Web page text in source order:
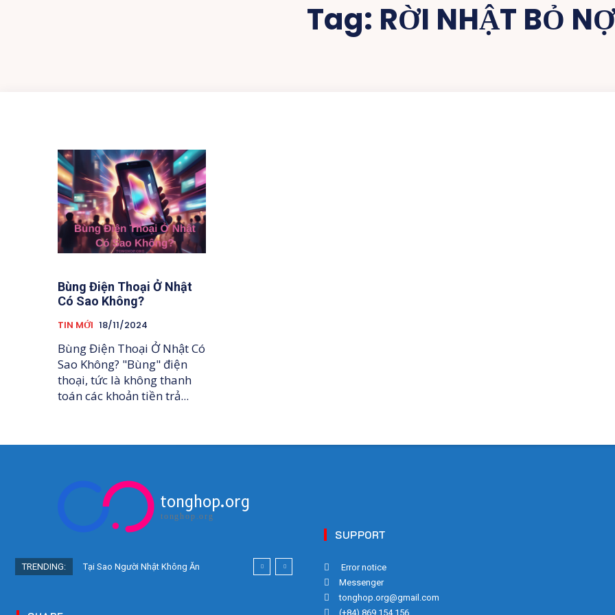
Tag: RỜI NHẬT BỎ NỢ
Bùng Điện Thoại Ở Nhật
Có Sao Không?
TIN MỚI 18/11/2024
Bùng Điện Thoại Ở Nhật Có
Sao Không? "Bùng" điện
thoại, tức là không thanh
toán các khoản tiền trả...
tonghop.org
tonghop.org
TRENDING:
Tại Sao Người Nhật Không Ăn
SUPPORT
Error notice
Messenger
tonghop.org@gmail.com
(+84) 869 154 156